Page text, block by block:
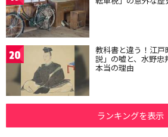
20 教科書と違う！江
説」の嘘と、水野忠
本当の理由
ランキングを表示